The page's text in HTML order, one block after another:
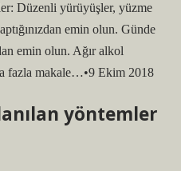
Düzenli yürüyüşler, yüzme
emin olun. Günde
emin olun. Ağır alkol
fazla makale…•9 Ekim 2018
yöntemler